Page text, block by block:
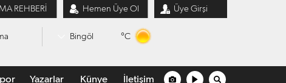
REHBERİ Hemen Üye Ol Üye Girşi
Bingöl °C
Yazarlar Künye İletişim